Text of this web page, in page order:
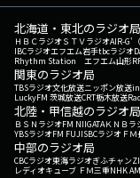
北海道・東北のラジオ局
ＨＢＣラジオＳＴＶラジオAIR-G'
IBCラジオエフエム岩手tbcラジオ
Rhythm Station エフエム山形
関東のラジオ局
TBSラジオ文化放送ニッポン放送
LuckyFM 茨城放送CRT栃木放送
北陸・甲信越のラジオ局
ＢＳＮラジオFM NIIGATAＫＮＢラ
YBSラジオFM FUJISBCラジオ Ｆ
中部のラジオ局
CBCラジオ東海ラジオぎふチャン
レディオキューブ ＦＭ三重NHK